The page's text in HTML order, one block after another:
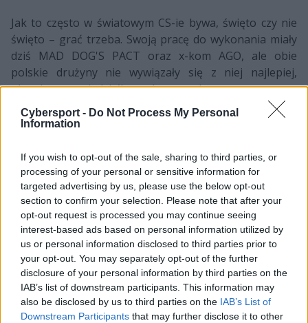
Cybersport - Do Not Process My Personal
Information
If you wish to opt-out of the sale, sharing to third parties, or
processing of your personal or sensitive information for
targeted advertising by us, please use the below opt-out
section to confirm your selection. Please note that after your
opt-out request is processed you may continue seeing
interest-based ads based on personal information utilized by
us or personal information disclosed to third parties prior to
your opt-out. You may separately opt-out of the further
disclosure of your personal information by third parties on the
IAB’s list of downstream participants. This information may
also be disclosed by us to third parties on the IAB’s List of
Downstream Participants that may further disclose it to other
Jak to często w światowym CS-ie bywa, święto czy nie
święto – grać trzeba. Swoją pracę do wykonania miały
dziś MAD DOG'S PACT oraz x-kom AGO, ale obie
polskie drużyny nie wywiązały się z niej najlepiej,
ulegając w poniedziałkowych meczach.
Stosunkowo wcześnie musieli obudzić się dziś gracze
Trainia, który był wyborem Polaków. Gra na pociągowej
mapie toczyła się w dość wyrównanych okolicznościach
i długo mogliśmy zastanawiać się, na czyją stronę
ostatecznie przechyli się szala. Finalnie lepsi okazali się
rywale z zagranicy, którzy triumfowali po dogrywce.
Emocji całkiem sporo było także na Inferno. Tam
wprawdzie sytuację przez większość czasu zdawała się
kontrolować ekipa Thomasa "Thomasa" Uttinga, lecz
po zmianie stron także i Kamil "Sobol" Sobolewski wraz
z kompanami dali o sobie znać. Niemniej strat